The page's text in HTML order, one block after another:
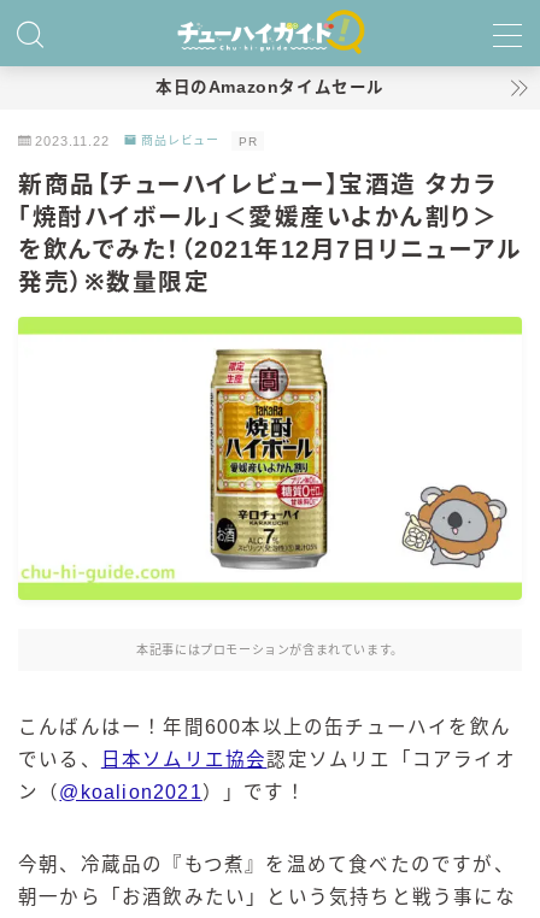
特集！
おすすめランキング！
氷結 ストロング
麒麟特製サワー
麒麟 発酵サワー
麹レモンサワー
サントリー
ー196℃ ストロングゼロ
ー196℃ 瞬間凍結
CRAFT－196℃
こだわり酒場
本日のAmazonタイムセール
2023.11.22 商品レビュー PR
新商品【チューハイレビュー】宝酒造 タカラ
「焼酎ハイボール」＜愛媛産いよかん割り＞
を飲んでみた！（2021年12月7日リニューアル
発売）※数量限定
本記事にはプロモーションが含まれています。
こんばんはー！年間600本以上の缶チューハイを飲ん
でいる、
日本ソムリエ協会認定ソムリエ「コアライオ
ン（ @koalion2021）」です！
今朝、冷蔵品の『もつ煮』を温めて食べたのですが、
朝一から「お酒飲みたい」という気持ちと戦う事にな